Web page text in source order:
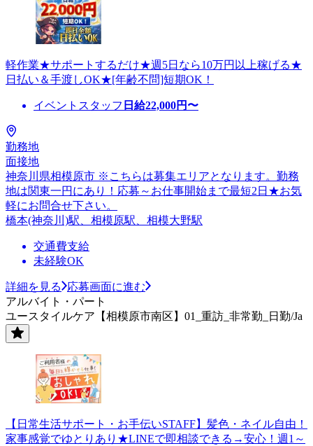
軽作業★サポートするだけ★週5日なら10万円以上稼げる★
日払い＆手渡しOK★[年齢不問]短期OK！
イベントスタッフ 日給22,000円〜
勤務地
面接地
神奈川県相模原市 ※こちらは募集エリアとなります。勤務
地は関東一円にあり！応募～お仕事開始まで最短2日★お気
軽にお問合せ下さい。
橋本(神奈川)駅、相模原駅、相模大野駅
交通費支給
未経験OK
詳細を見る
応募画面に進む
アルバイト・パート
ユースタイルケア【相模原市南区】01_重訪_非常勤_日勤/Ja
【日常生活サポート・お手伝いSTAFF】髪色・ネイル自由！
家事感覚でゆとりあり★LINEで即相談できる→安心！週1～